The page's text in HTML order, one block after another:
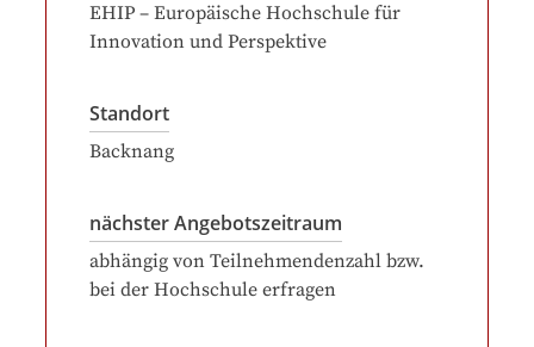
EHIP – Europäische Hochschule für
Innovation und Perspektive
Standort
Backnang
nächster Angebotszeitraum
abhängig von Teilnehmendenzahl bzw.
bei der Hochschule erfragen